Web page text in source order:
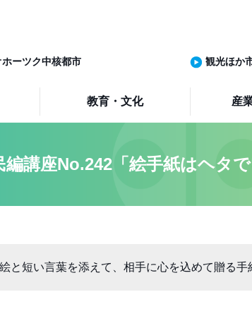
ーツク中核都市
教育・文化 産
観光ほか
編講座No.242「絵手紙はヘタ
と短い言葉を添えて、相手に心を込めて贈る